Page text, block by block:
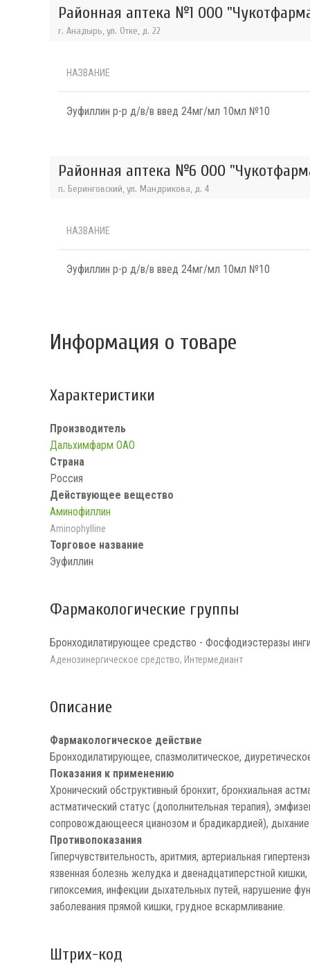
Районная аптека №1 ООО
г. Анадырь, ул. Отке, д. 22
НАЗВАНИЕ
Эуфиллин р-р д/в/в введ 24мг/мл 10мл №10
Районная аптека №6 ООО
п. Беринговский, ул. Мандрикова, д. 4
НАЗВАНИЕ
Эуфиллин р-р д/в/в введ 24мг/мл 10мл №10
Информация о товаре
Характеристики
Производитель
Дальхимфарм ОАО
Страна
Россия
Действующее вещество
Аминофиллин
Aminophylline
Торговое название
Эуфиллин
Фармакологические группы
Бронходилатирующее средство - Фосфодиэстеразы
Аденозинергическое средство, Интермедиант
Описание
Фармакологическое действие
Бронходилатирующее, спазмолитическое,
Показания к применению
Хронический обструктивный бронхит, бронхиальная
астматический статус (дополнительная терапия),
сопровождающееся цианозом и брадикардией),
Противопоказания
Гиперчувствительность, аритмия, артериальная
язвенная болезнь желудка и двенадцатиперстной
гипоксемия, инфекции дыхательных путей, нарушение
заболевания прямой кишки, грудное вскармливание.
Штрих-код